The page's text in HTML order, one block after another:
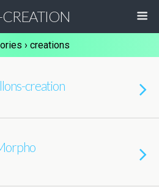
› creations
creation